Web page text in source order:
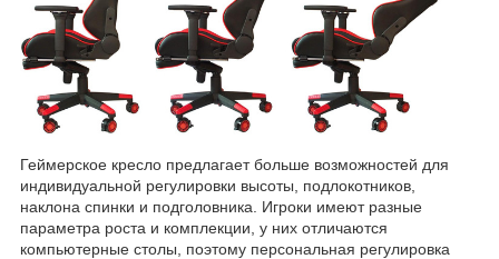
Геймерское кресло предлагает больше возможностей для
индивидуальной регулировки высоты, подлокотников,
наклона спинки и подголовника. Игроки имеют разные
параметра роста и комплекции, у них отличаются
компьютерные столы, поэтому персональная регулировка